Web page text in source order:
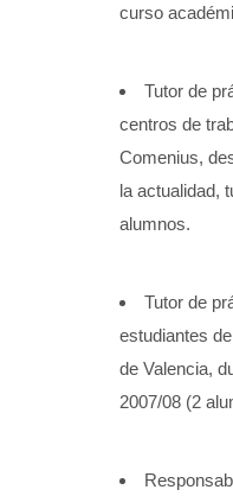
curso
Tutor de
centros de
Comenius,
la actualidad,
alumnos.
Tutor de
estudiantes
de Valencia,
2007/08 (2